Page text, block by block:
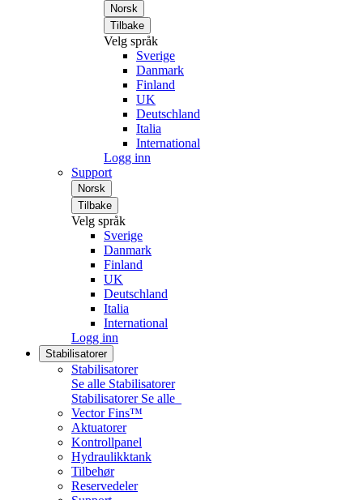
Norsk
Tilbake
Velg språk
Sverige
Danmark
Finland
UK
Deutschland
Italia
International
Logg inn
Support
Norsk
Tilbake
Velg språk
Sverige
Danmark
Finland
UK
Deutschland
Italia
International
Logg inn
Stabilisatorer
Stabilisatorer
Se alle Stabilisatorer
Stabilisatorer Se alle
Vector Fins™
Aktuatorer
Kontrollpanel
Hydraulikktank
Tilbehør
Reservedeler